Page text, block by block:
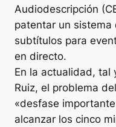
Audiodescripción
patentar un sistema
subtítulos para
en directo.
En la actualidad, tal
Ruiz, el problema
«desfase
alcanzar los cinco